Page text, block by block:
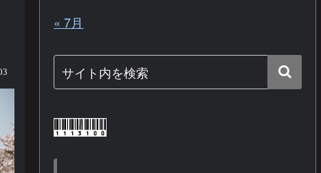
« 7月